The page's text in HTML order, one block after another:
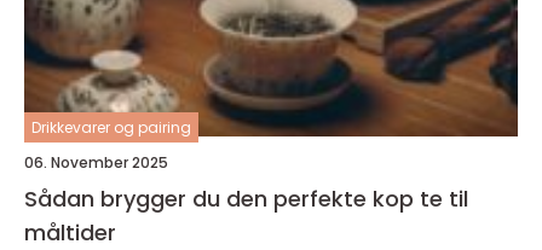
Drikkevarer og pairing
06. November 2025
Sådan brygger du den perfekte kop te til
måltider